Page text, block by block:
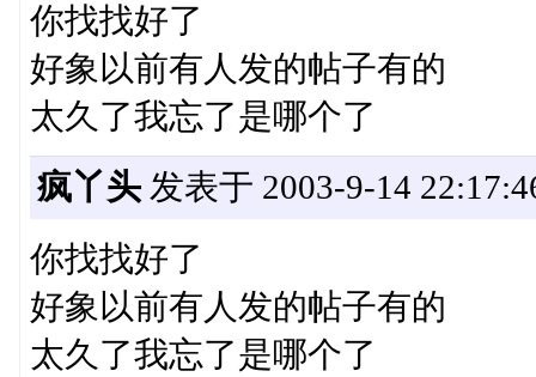
你找找好了
好象以前有人发的帖子有的
太久了我忘了是哪个了
疯丫头发表于 2003-9-14
你找找好了
好象以前有人发的帖子有的
太久了我忘了是哪个了